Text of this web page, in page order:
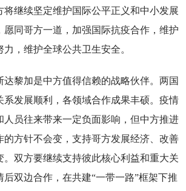
将继续坚定维护国际公平正义和中小发展
愿同哥方一道，加强国际抗疫合作，维护
，维护全球公共卫生安全。
达黎加是中方值得信赖的战略伙伴。两国
系发展顺利，各领域合作成果丰硕。疫情
人员往来带来一定负面影响，但中方推进
的方针不会变，支持哥方发展经济、改善
。双方要继续支持彼此核心利益和重大关
双边合作，在共建“一带一路”框架下推